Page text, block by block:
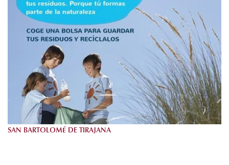
SAN BARTOLOMÉ DE TIRAJANA